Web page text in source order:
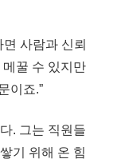
사람과 신뢰
꿀 수 있지만
이죠.”
. 그는 직원들
기 위해 온 힘